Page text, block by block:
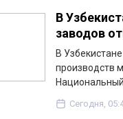
В
заводов
В
производств
Сегодня,